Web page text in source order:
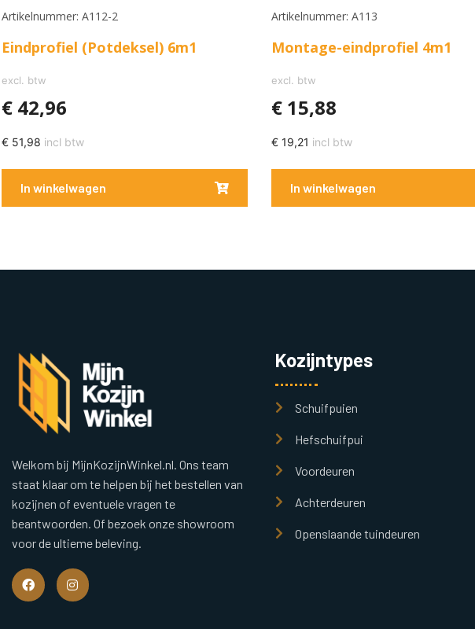
Artikelnummer: A112-2
Eindprofiel (Potdeksel) 6m1
excl. btw
€ 42,96
€ 51,98 incl btw
In winkelwagen
Artikelnummer: A113
Montage-eindprofiel 4m1
excl. btw
€15,88
€19,21 incl btw
In winkelwagen
Welkom bij MijnKozijnWinkel.nl. Ons team
staat klaar om te helpen bij het bestellen van
kozijnen of eventuele vragen te
beantwoorden. Of bezoek onze showroom
voor de ultieme beleving.
Kozijntypes
Schuifpuien
Hefschuifpui
Voordeuren
Achterdeuren
Openslaande tuindeuren